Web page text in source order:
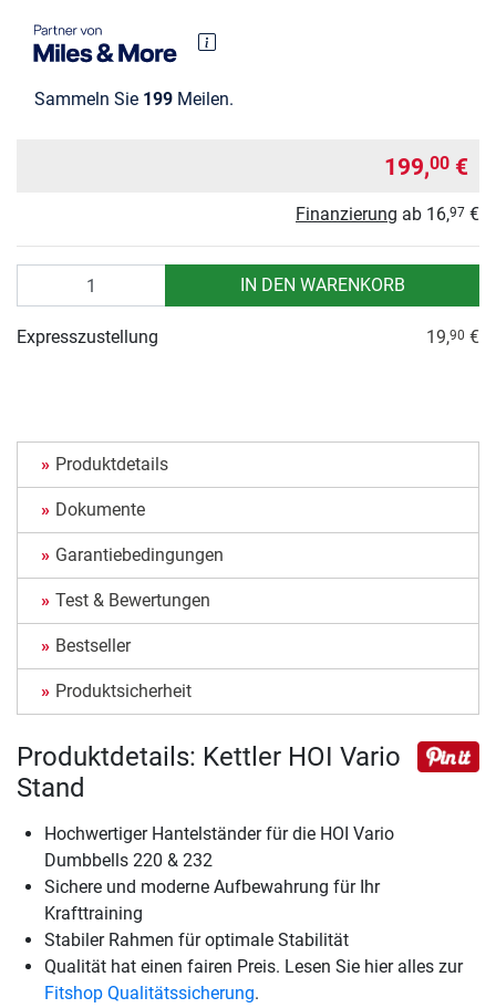
Sammeln Sie 199 Meilen.
199,00 €
Finanzierung ab 16,97 €
IN DEN WARENKORB
Expresszustellung 19,90 €
Produktdetails
Dokumente
Garantiebedingungen
Test & Bewertungen
Bestseller
Produktsicherheit
Produktdetails: Kettler HOI Vario
Stand
Hochwertiger Hantelständer für die HOI Vario
Dumbbells 220 & 232
Sichere und moderne Aufbewahrung für Ihr
Krafttraining
Stabiler Rahmen für optimale Stabilität
Qualität hat einen fairen Preis. Lesen Sie hier alles zur
Fitshop Qualitätssicherung.